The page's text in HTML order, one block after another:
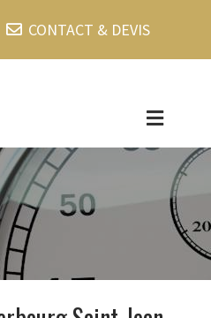
CONTACT & DEVIS